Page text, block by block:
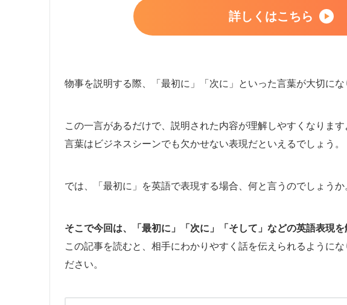
詳しくはこちら
物事を説明する際、「最初に」「次に」といった言葉が大切にな
この一言があるだけで、説明された内容が理解しやすくなりま
言葉はビジネスシーンでも欠かせない表現だといえるでしょう。
では、「最初に」を英語で表現する場合、何と言うのでしょうか
そこで今回は、「最初に」「次に」「そして」などの英語表現を
この記事を読むと、相手にわかりやすく話を伝えられるように
ださい。